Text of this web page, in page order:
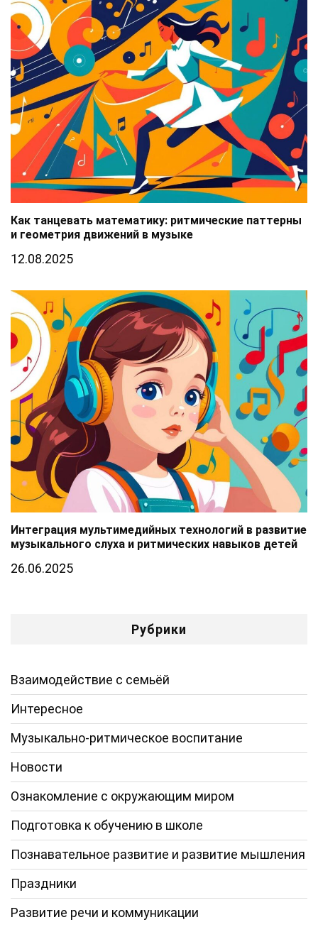
Как танцевать математику: ритмические паттерны
и геометрия движений в музыке
12.08.2025
Интеграция мультимедийных технологий в развитие
музыкального слуха и ритмических навыков детей
26.06.2025
Рубрики
Взаимодействие с семьёй
Интересное
Музыкально-ритмическое воспитание
Новости
Ознакомление с окружающим миром
Подготовка к обучению в школе
Познавательное развитие и развитие мышления
Праздники
Развитие речи и коммуникации